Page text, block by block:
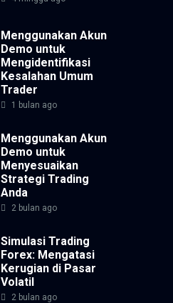
Menggunakan Akun
Demo untuk
Mengidentifikasi
Kesalahan Umum
Trader
1 bulan ago
Menggunakan Akun
Demo untuk
Menyesuaikan
Strategi Trading
Anda
2 bulan ago
Simulasi Trading
Forex: Mengatasi
Kerugian di Pasar
Volatil
2 bulan ago